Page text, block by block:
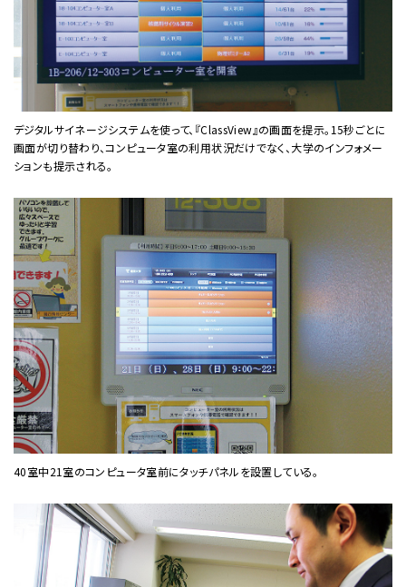
デジタルサイネージシステムを使って、『ClassView』の画面を提示。15秒ごとに
画面が切り替わり、コンピュータ室の利用状況だけでなく、大学のインフォメー
ションも提示される。
40室中21室のコンピュータ室前にタッチパネルを設置している。